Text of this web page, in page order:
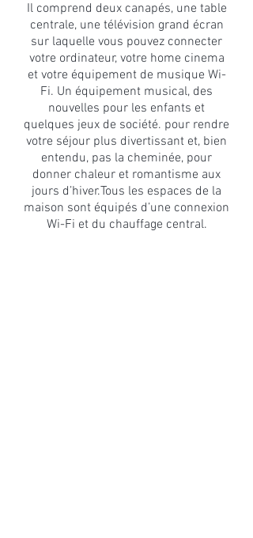
Il comprend deux canapés, une table
centrale, une télévision grand écran
sur laquelle vous pouvez connecter
votre ordinateur, votre home cinema
et votre équipement de musique Wi-
Fi. Un équipement musical, des
nouvelles pour les enfants et
quelques jeux de société. pour rendre
votre séjour plus divertissant et, bien
entendu, pas la cheminée, pour
donner chaleur et romantisme aux
jours d’hiver.Tous les espaces de la
maison sont équipés d’une connexion
Wi-Fi et du chauffage central.